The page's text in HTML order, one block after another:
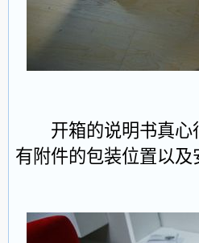
开箱的说明书真心
有附件的包装位置以